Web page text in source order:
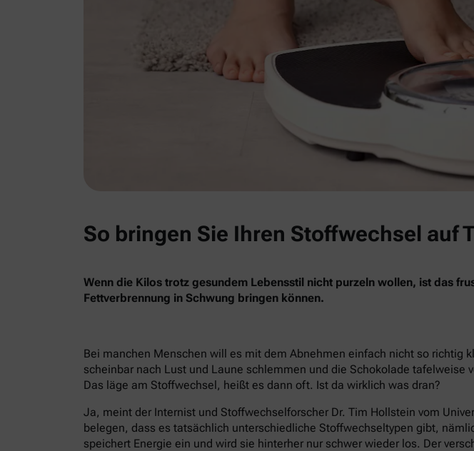
So bringen Sie Ihren Stoffwechsel auf
Wenn die Kilos trotz gesundem Lebensstil nicht purzeln wollen, ist das
Fettverbrennung in Schwung bringen können.
Bei manchen Menschen will es mit dem Abnehmen einfach nicht so richtig
scheinbar nach Lust und Laune schlemmen und die Schokolade
Das läge am Stoffwechsel, heißt es dann oft. Ist da wirklich was dran?
Ja, meint der Internist und Stoffwechselforscher Dr. Tim Hollstein vom
belegen, dass es tatsächlich unterschiedliche Stoffwechseltypen gibt,
speichert Energie ein und wird sie hinterher nur schwer wieder los. Der